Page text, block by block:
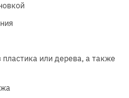
пластика или дерева, а также